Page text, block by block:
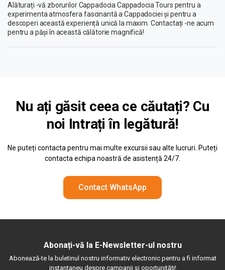
Alăturați -vă zborurilor Cappadocia Cappadocia Tours pentru a
experimenta atmosfera fascinantă a Cappadociei și pentru a
descoperi această experiență unică la maxim. Contactați -ne acum
pentru a păși în această călătorie magnifică!
Nu ați găsit ceea ce căutați? Cu
noi Intrați în legătură!
Ne puteți contacta pentru mai multe excursii sau alte lucruri. Puteți
contacta echipa noastră de asistență 24/7.
Contact WhatsApp
Abonați-vă la E-Newsletter-ul nostru
Abonează-te la buletinul nostru informativ electronic pentru a fi informat
instantaneu despre campanii și oportunități!